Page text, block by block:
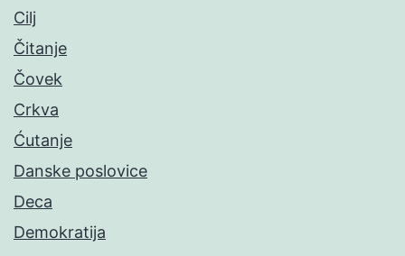
Cilj
Čitanje
Čovek
Crkva
Ćutanje
Danske poslovice
Deca
Demokratija